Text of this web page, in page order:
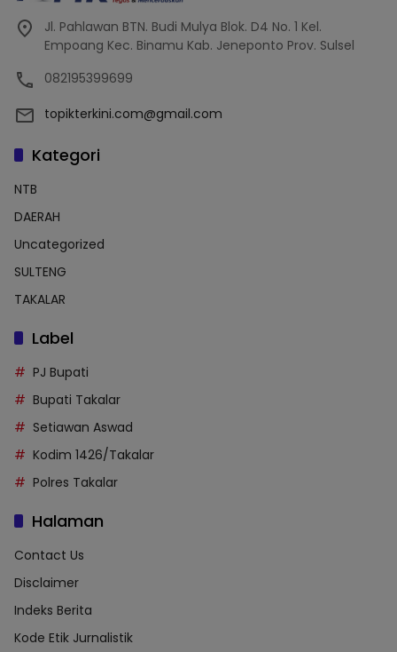
Jl. Pahlawan BTN. Budi Mulya Blok. D4 No. 1 Kel.
Empoang Kec. Binamu Kab. Jeneponto Prov. Sulsel
082195399699
topikterkini.com@gmail.com
Kategori
NTB
DAERAH
Uncategorized
SULTENG
TAKALAR
Label
PJ Bupati
Bupati Takalar
Setiawan Aswad
Kodim 1426/Takalar
Polres Takalar
Halaman
Contact Us
Disclaimer
Indeks Berita
Kode Etik Jurnalistik